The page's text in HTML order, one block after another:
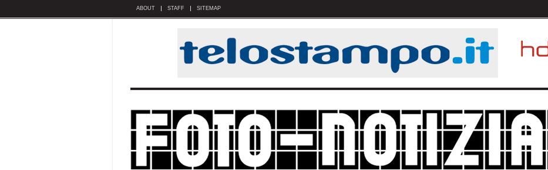
ABOUT STAFF SITEMAP